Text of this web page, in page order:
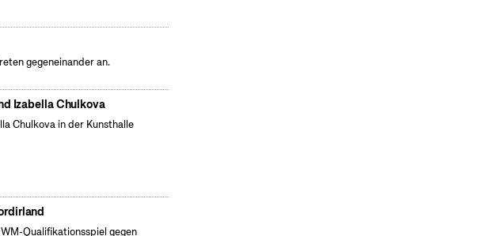
gegeneinander an.
Izabella Chulkova
Chulkova in der Kunsthalle
Qualifikationsspiel gegen